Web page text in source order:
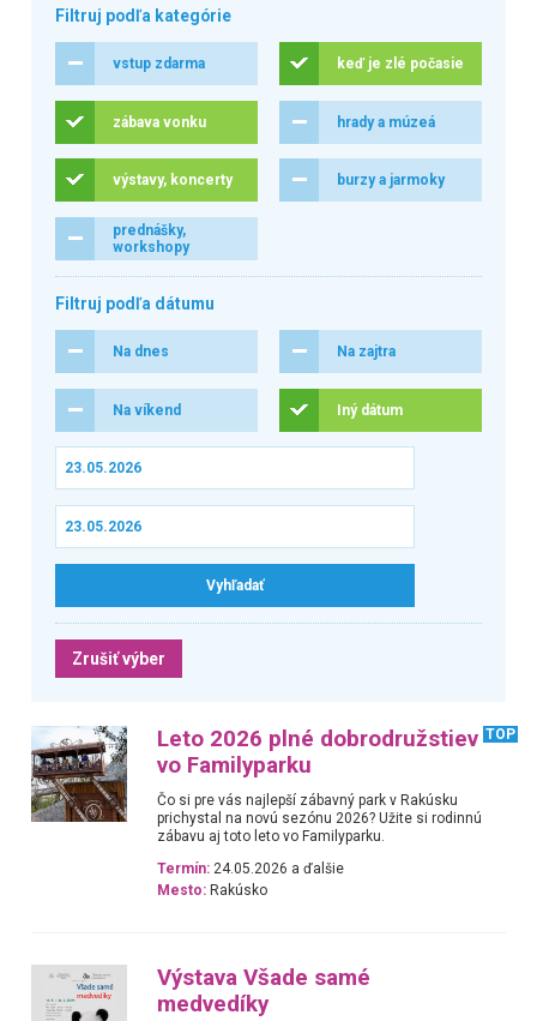
Filtruj podľa kategórie
vstup zdarma keď je zlé počasie
zábava vonku hrady a múzeá
výstavy, koncerty burzy a jarmoky
prednášky,
workshopy
Filtruj podľa dátumu
Na dnes Na zajtra
Na víkend Iný dátum
Zrušiť výber
Leto 2026 plné dobrodružstiev
vo Familyparku
TOP
Čo si pre vás najlepší zábavný park v Rakúsku
prichystal na novú sezónu 2026? Užite si rodinnú
zábavu aj toto leto vo Familyparku.
Termín: 24.05.2026 a ďalšie
Mesto: Rakúsko
Výstava Všade samé
medvedíky